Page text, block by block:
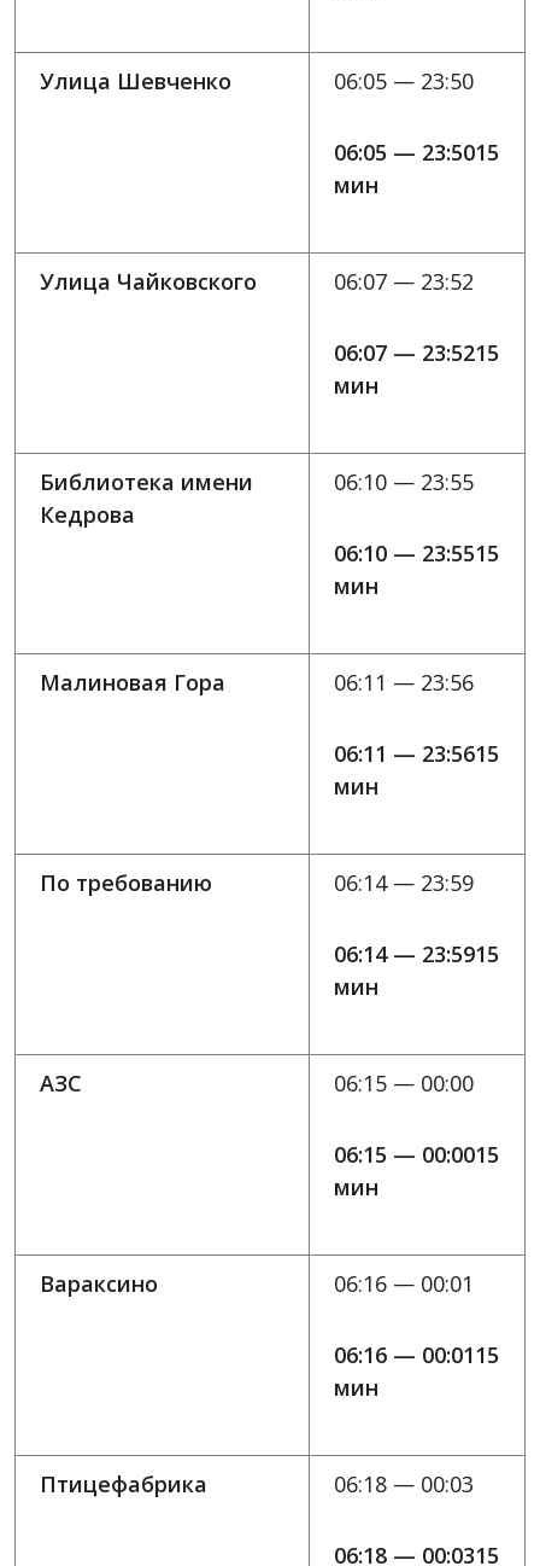
Улица Шевченко 06:05 — 23:50
06:05 — 23:5015
мин
Улица Чайковского 06:07 — 23:52
06:07 — 23:5215
мин
Библиотека имени
Кедрова
06:10 — 23:55
06:10 — 23:5515
мин
Малиновая Гора 06:11 — 23:56
06:11 — 23:5615
мин
По требованию 06:14 — 23:59
06:14 — 23:5915
мин
АЗС 06:15 — 00:00
06:15 — 00:0015
мин
Вараксино 06:16 — 00:01
06:16 — 00:0115
мин
Птицефабрика 06:18 — 00:03
06:18 — 00:0315